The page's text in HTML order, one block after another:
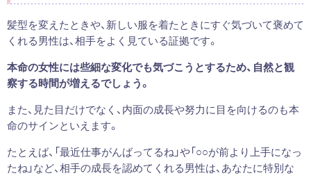
髪型を変えたときや、新しい服を着たときにすぐ気づいて褒めて
くれる男性は、相手をよく見ている証拠です。
本命の女性には些細な変化でも気づこうとするため、自然と観
察する時間が増えるでしょう。
また、見た目だけでなく、内面の成長や努力に目を向けるのも本
命のサインといえます。
たとえば、「最近仕事がんばってるね」や「○○が前より上手になっ
たね」など、相手の成長を認めてくれる男性は、あなたに特別な